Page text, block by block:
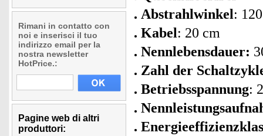
Rimani in contatto con
noi e inserisci il tuo
indirizzo email per la
nostra newsletter
HotPrice.:
Pagine web di altri
produttori:
Abstrahlwinkel:
Kabel: 20 cm
Nennlebensdauer:
Zahl der
Betriebsspannung: